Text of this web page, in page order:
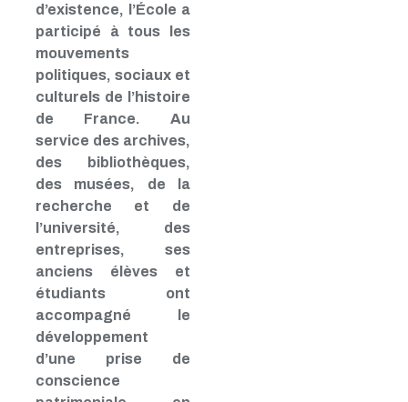
d’existence, l’École a
participé à tous les
mouvements
politiques, sociaux et
culturels de l’histoire
de France. Au
service des archives,
des bibliothèques,
des musées, de la
recherche et de
l’université, des
entreprises, ses
anciens élèves et
étudiants ont
accompagné le
développement
d’une prise de
conscience